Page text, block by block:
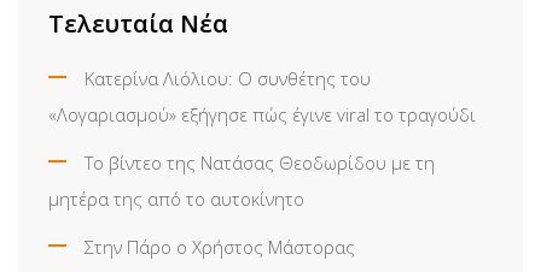
Τελευταία Νέα
Κατερίνα Λιόλιου: Ο συνθέτης του
«Λογαριασμού» εξήγησε πώς έγινε viral το τραγούδι
Το βίντεο της Νατάσας Θεοδωρίδου με τη
μητέρα της από το αυτοκίνητο
Στην Πάρο ο Χρήστος Μάστορας